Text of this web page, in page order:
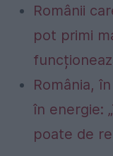
Românii
pot primi
România,
în energie:
poate de